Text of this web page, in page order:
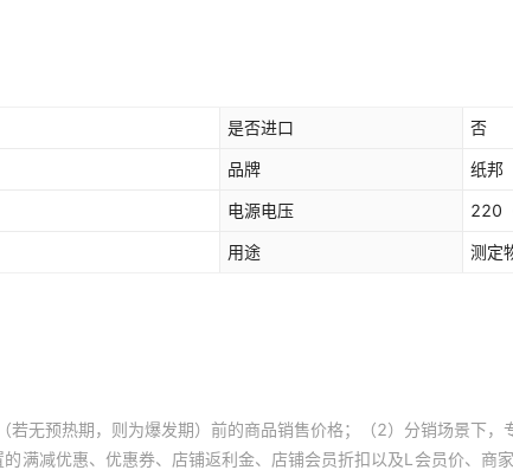
是否进口 否
品牌 纸邦
电源电压 220
用途 测定
若无预热期，则为爆发期）前的商品销售价格；（2）分销场景下
满减优惠、优惠券、店铺返利金、店铺会员折扣以及L会员价、